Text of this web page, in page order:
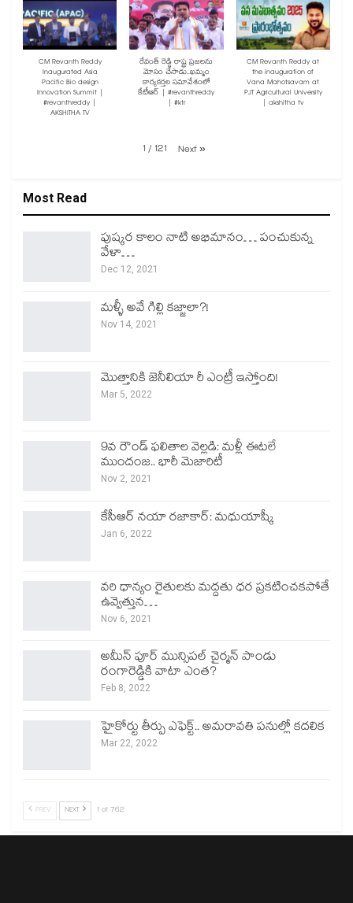
CM Revanth Reddy
Inaugurated Asia
Pacific Bio design
Innovation Summit |
#revanthreddy |
AKSHITHA TV
రేవంత్ రెడ్డి రాష్ట్ర ప్రజలను
మోసం చేసాడు..ఖమ్మం
కార్యకర్తల సమావేశంలో
కేటీఆర్ | #revanthreddy
| #ktr
CM Revanth Reddy at
the inauguration of
Vana Mahotsavam at
PJT Agricultural University
| akshitha tv
1 /121 Next»
Most Read
పుష్కర కాలం నాటి అభిమానం… పంచుకున్న
వేళా…
Dec 12, 2021
మళ్ళీ అవే గిల్లి కజ్జాలా?!
Nov 14, 2021
మొత్తానికి జెనీలియా రీ ఎంట్రీ ఇస్తోంది!
Mar 5, 2022
9వ రౌండ్ ఫలితాల వెల్లడి: మళ్లీ ఈటలే
ముందంజ.. భారీ మెజారిటీ
Nov 2, 2021
కేసీఆర్ నయా రజాకార్: మధుయాష్కీ
Jan 6, 2022
వరి ధాన్యం రైతులకు మద్దతు ధర ప్రకటించకపోతే
ఉవ్వెత్తున…
Nov 6, 2021
అమీన్ పూర్ మున్సిపల్ చైర్మన్ పాండు
రంగారెడ్డికి వాటా ఎంత?
Feb 8, 2022
హైకోర్టు తీర్పు ఎఫెక్ట్.. అమరావతి పనుల్లో కదలిక
Mar 22, 2022
PREV NEXT 1 of 762